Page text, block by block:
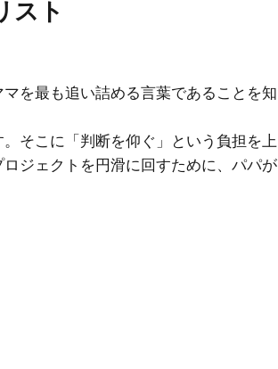
スト
を最も追い詰める言葉であることを知
そこに「判断を仰ぐ」という負担を上
ジェクトを円滑に回すために、パパが